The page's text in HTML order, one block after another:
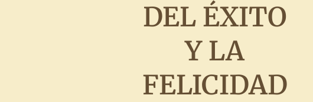
DEL ÉXITO
Y LA
FELICIDAD